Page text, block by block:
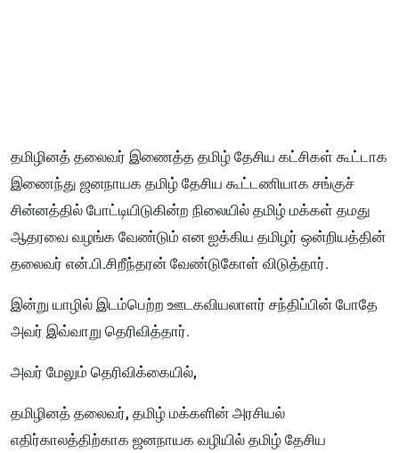
தமிழினத் தலைவர் இணைத்த தமிழ் தேசிய கட்சிகள் கூட்டாக
இணைந்து ஜனநாயக தமிழ் தேசிய கூட்டணியாக சங்குச்
சின்னத்தில் போட்டியிடுகின்ற நிலையில் தமிழ் மக்கள் தமது
ஆதரவை வழங்க வேண்டும் என ஐக்கிய தமிழர் ஒன்றியத்தின்
தலைவர் என்.பி.சிறீந்தரன் வேண்டுகோள் விடுத்தார்.
இன்று யாழில் இடம்பெற்ற ஊடகவியலாளர் சந்திப்பின் போதே
அவர் இவ்வாறு தெரிவித்தார்.
அவர் மேலும் தெரிவிக்கையில்,
தமிழினத் தலைவர், தமிழ் மக்களின் அரசியல்
எதிர்காலத்திற்காக ஜனநாயக வழியில் தமிழ் தேசிய